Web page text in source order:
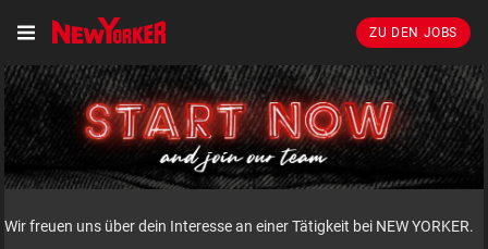
ZU DEN JOBS
Wir freuen uns über dein Interesse an einer Tätigkeit bei NEW YORKER.